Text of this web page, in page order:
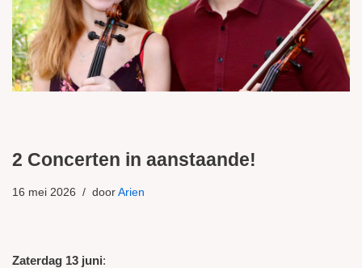
2 Concerten in aanstaande!
16 mei 2026 door Arien
Zaterdag 13 juni: